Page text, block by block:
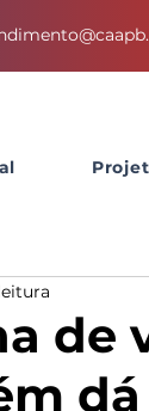
de